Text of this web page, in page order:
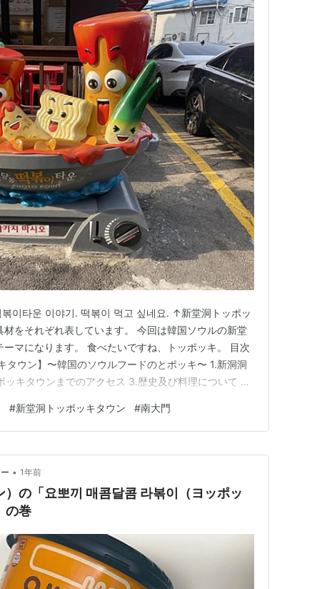
이타운 이야기. 떡볶이 먹고 싶네요. ↑新堂洞トッポッ
をそれぞれ表しています。 今回は韓国ソウルの新堂
マになります。 食べたいですね、トッポッキ。 目次
タウン】〜韓国のソウルフードのとポッキ〜 1.新洞洞
ッキタウンまでのアクセス 3.歴史及び料理について 4.
鉄「新堂駅」付近にある韓国を代表するグルメのトッ
#新堂洞トッポッキタウン #南大門
• 1年前
）の「요뽀끼 매콤달콤 라볶이（ヨッポッ
の巻